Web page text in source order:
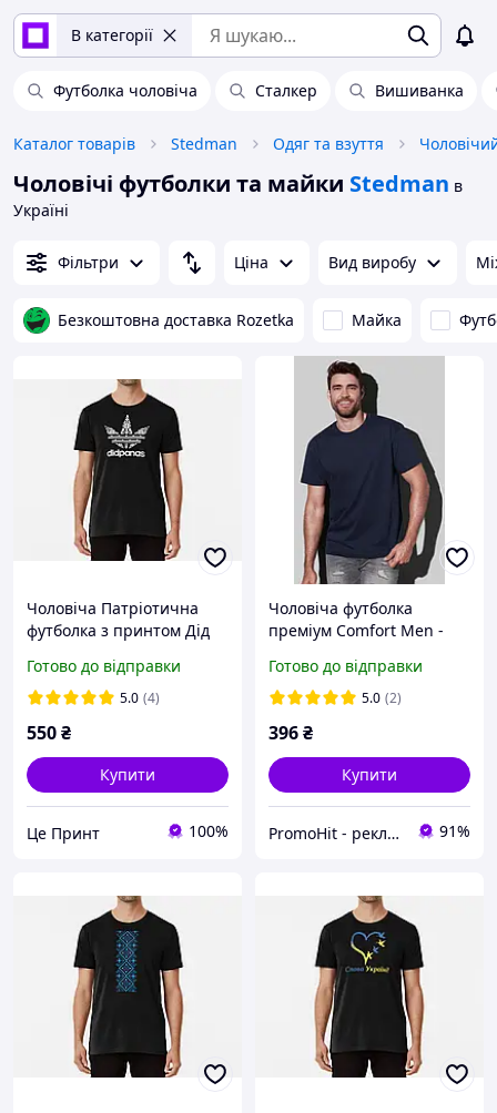
В категорії
Футболка чоловіча Сталкер Вишиванка
Каталог товарів Stedman Одяг та взуття
Чоловічі футболки та майки Stedman в
Україні
Фільтри Ціна Вид виробу
Безкоштовна доставка Rozetka Майка
Чоловіча Патріотична
футболка з принтом Дід
S
Готово до відправки
5.0 (4)
550₴
Купити
Це Принт 100%
Чоловіча футболка
преміум Comfort Men -
Готово до відправки
5.0 (2)
396₴
Купити
PromoHit - рекламний текстиль та бізнес сувеніри 91%